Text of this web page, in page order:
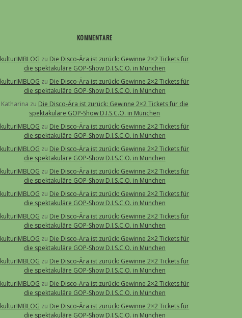
KOMMENTARE
kulturIMBLOG zu Die Disco-Ära ist zurück: Gewinne 2×2 Tickets für
die spektakuläre GOP-Show D.I.S.C.O. in München
kulturIMBLOG zu Die Disco-Ära ist zurück: Gewinne 2×2 Tickets für
die spektakuläre GOP-Show D.I.S.C.O. in München
Katharina zu Die Disco-Ära ist zurück: Gewinne 2×2 Tickets für die
spektakuläre GOP-Show D.I.S.C.O. in München
kulturIMBLOG zu Die Disco-Ära ist zurück: Gewinne 2×2 Tickets für
die spektakuläre GOP-Show D.I.S.C.O. in München
kulturIMBLOG zu Die Disco-Ära ist zurück: Gewinne 2×2 Tickets für
die spektakuläre GOP-Show D.I.S.C.O. in München
kulturIMBLOG zu Die Disco-Ära ist zurück: Gewinne 2×2 Tickets für
die spektakuläre GOP-Show D.I.S.C.O. in München
kulturIMBLOG zu Die Disco-Ära ist zurück: Gewinne 2×2 Tickets für
die spektakuläre GOP-Show D.I.S.C.O. in München
kulturIMBLOG zu Die Disco-Ära ist zurück: Gewinne 2×2 Tickets für
die spektakuläre GOP-Show D.I.S.C.O. in München
kulturIMBLOG zu Die Disco-Ära ist zurück: Gewinne 2×2 Tickets für
die spektakuläre GOP-Show D.I.S.C.O. in München
kulturIMBLOG zu Die Disco-Ära ist zurück: Gewinne 2×2 Tickets für
die spektakuläre GOP-Show D.I.S.C.O. in München
kulturIMBLOG zu Die Disco-Ära ist zurück: Gewinne 2×2 Tickets für
die spektakuläre GOP-Show D.I.S.C.O. in München
kulturIMBLOG zu Die Disco-Ära ist zurück: Gewinne 2×2 Tickets für
die spektakuläre GOP-Show D.I.S.C.O. in München